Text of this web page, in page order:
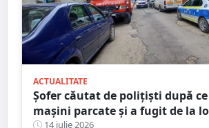
ACTUALITATE
Șofer căutat de polițiști după
mașini parcate și a fugit de la
14 iulie 2026